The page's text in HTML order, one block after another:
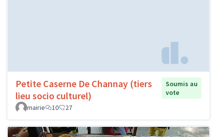
Petite Caserne De Channay (tiers
lieu socio culturel)
Soumis au
vote
mairie
10 27